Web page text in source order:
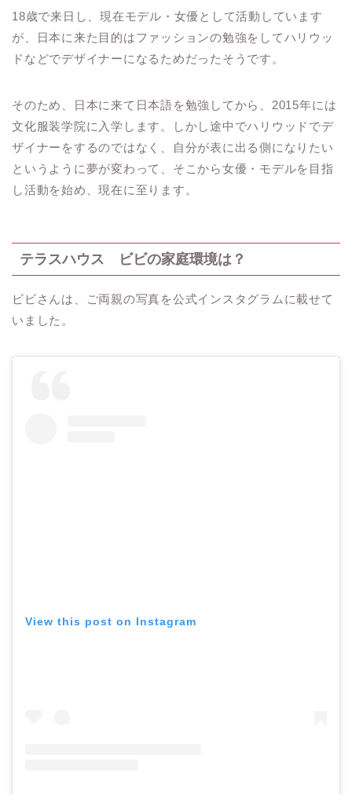
18歳で来日し、現在モデル・女優として活動しています
が、日本に来た目的はファッションの勉強をしてハリウッ
ドなどでデザイナーになるためだったそうです。
そのため、日本に来て日本語を勉強してから、 2015年には
文化服装学院に入学します。しかし途中でハリウッドでデ
ザイナーをするのではなく、自分が表に出る側になりたい
というように夢が変わって、そこから女優・モデルを目指
し活動を始め、現在に至ります。
テラスハウス ビビの家庭環境は？
ビビさんは、ご両親の写真を公式インスタグラムに載せて
いました。
View this post on Instagram